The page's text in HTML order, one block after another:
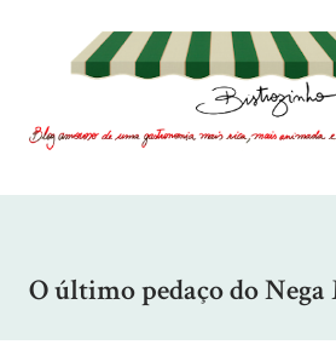
Pular para o conteúdo
O último pedaço do Nega